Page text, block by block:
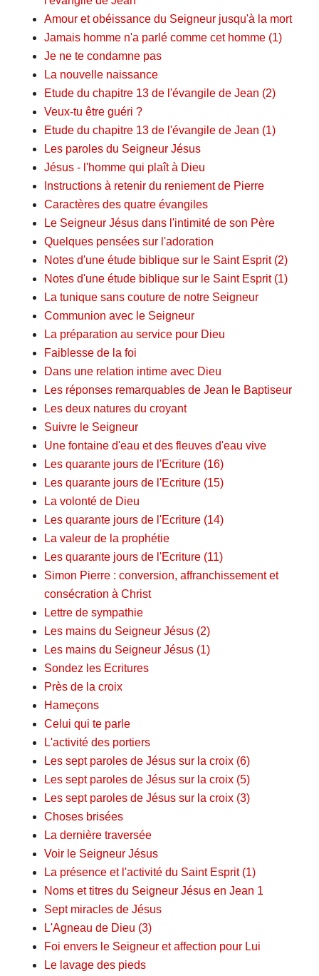
Amour et obéissance du Seigneur jusqu'à la mort
Jamais homme n'a parlé comme cet homme (1)
Je ne te condamne pas
La nouvelle naissance
Etude du chapitre 13 de l'évangile de Jean (2)
Veux-tu être guéri ?
Etude du chapitre 13 de l'évangile de Jean (1)
Les paroles du Seigneur Jésus
Jésus - l'homme qui plaît à Dieu
Instructions à retenir du reniement de Pierre
Caractères des quatre évangiles
Le Seigneur Jésus dans l'intimité de son Père
Quelques pensées sur l'adoration
Notes d'une étude biblique sur le Saint Esprit (2)
Notes d'une étude biblique sur le Saint Esprit (1)
La tunique sans couture de notre Seigneur
Communion avec le Seigneur
La préparation au service pour Dieu
Faiblesse de la foi
Dans une relation intime avec Dieu
Les réponses remarquables de Jean le Baptiseur
Les deux natures du croyant
Suivre le Seigneur
Une fontaine d'eau et des fleuves d'eau vive
Les quarante jours de l'Ecriture (16)
Les quarante jours de l'Ecriture (15)
La volonté de Dieu
Les quarante jours de l'Ecriture (14)
La valeur de la prophétie
Les quarante jours de l'Ecriture (11)
Simon Pierre : conversion, affranchissement et
consécration à Christ
Lettre de sympathie
Les mains du Seigneur Jésus (2)
Les mains du Seigneur Jésus (1)
Sondez les Ecritures
Près de la croix
Hameçons
Celui qui te parle
L'activité des portiers
Les sept paroles de Jésus sur la croix (6)
Les sept paroles de Jésus sur la croix (5)
Les sept paroles de Jésus sur la croix (3)
Choses brisées
La dernière traversée
Voir le Seigneur Jésus
La présence et l'activité du Saint Esprit (1)
Noms et titres du Seigneur Jésus en Jean 1
Sept miracles de Jésus
L'Agneau de Dieu (3)
Foi envers le Seigneur et affection pour Lui
Le lavage des pieds